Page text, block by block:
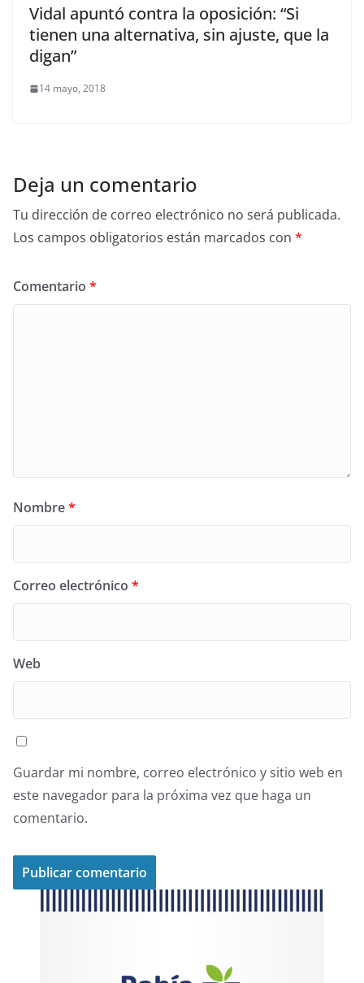
Vidal apuntó contra la oposición: “Si
tienen una alternativa, sin ajuste, que la
digan”
14 mayo, 2018
Deja un comentario
Tu dirección de correo electrónico no será publicada.
Los campos obligatorios están marcados con *
Comentario *
Nombre*
Correo electrónico *
Web
Guardar mi nombre, correo electrónico y sitio web en
este navegador para la próxima vez que haga un
comentario.